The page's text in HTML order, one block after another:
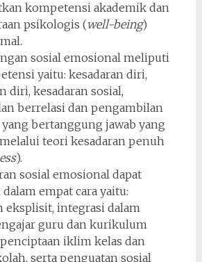
kompetensi akademik dan
psikologis (well-being)
sosial emosional meliputi
yaitu: kesadaran diri,
diri, kesadaran sosial,
berrelasi dan pengambilan
bertanggung jawab yang
teori kesadaran penuh
).
sosial emosional dapat
empat cara yaitu:
eksplisit, integrasi dalam
guru dan kurikulum
iklim kelas dan
serta penguatan sosial